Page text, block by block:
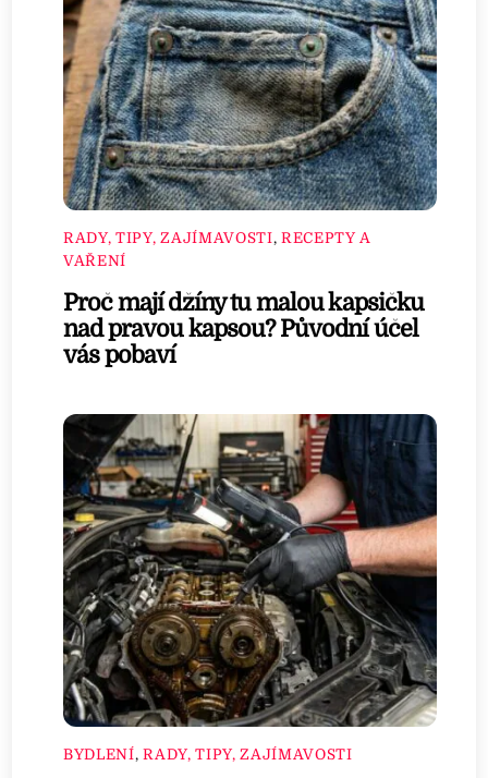
RADY, TIPY, ZAJÍMAVOSTI, RECEPTY A
VAŘENÍ
Proč mají džíny tu malou kapsičku
nad pravou kapsou? Původní účel
vás pobaví
BYDLENÍ,RADY, TIPY, ZAJÍMAVOSTI